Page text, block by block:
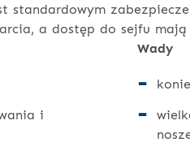
standardowym
a dostęp do sejfu
i
Wady